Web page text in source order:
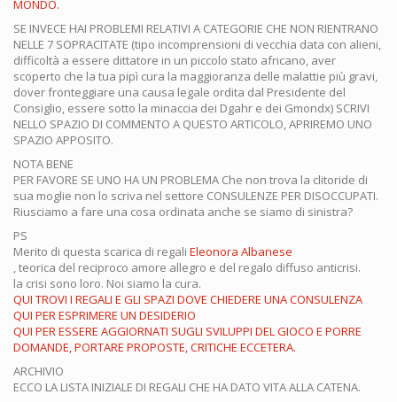
MONDO.
SE INVECE HAI PROBLEMI RELATIVI A CATEGORIE CHE NON RIENTRANO
NELLE 7 SOPRACITATE (tipo incomprensioni di vecchia data con alieni,
difficoltà a essere dittatore in un piccolo stato africano, aver
scoperto che la tua pipì cura la maggioranza delle malattie più gravi,
dover fronteggiare una causa legale ordita dal Presidente del
Consiglio, essere sotto la minaccia dei Dgahr e dei Gmondx) SCRIVI
NELLO SPAZIO DI COMMENTO A QUESTO ARTICOLO, APRIREMO UNO
SPAZIO APPOSITO.
NOTA BENE
PER FAVORE SE UNO HA UN PROBLEMA Che non trova la clitoride di
sua moglie non lo scriva nel settore CONSULENZE PER DISOCCUPATI.
Riusciamo a fare una cosa ordinata anche se siamo di sinistra?
PS
Merito di questa scarica di regali Eleonora Albanese
, teorica del reciproco amore allegro e del regalo diffuso anticrisi.
la crisi sono loro. Noi siamo la cura.
QUI TROVI I REGALI E GLI SPAZI DOVE CHIEDERE UNA CONSULENZA
QUI PER ESPRIMERE UN DESIDERIO
QUI PER ESSERE AGGIORNATI SUGLI SVILUPPI DEL GIOCO E PORRE
DOMANDE, PORTARE PROPOSTE, CRITICHE ECCETERA.
ARCHIVIO
ECCO LA LISTA INIZIALE DI REGALI CHE HA DATO VITA ALLA CATENA.